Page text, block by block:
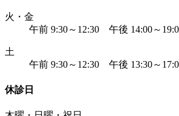
火・金
午前 9:30～12:30 午後 14:00～
土
午前 9:30～12:30 午後 13:30～
休診日